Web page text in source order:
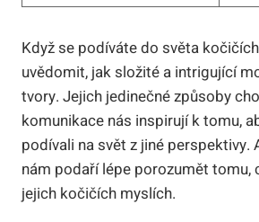
Když se podíváte do světa
uvědomit, jak složité a intrigující
tvory. Jejich jedinečné způsoby
komunikace nás inspirují k tomu,
podívali na svět z jiné perspektivy.
nám podaří lépe porozumět tomu,
jejich kočičích myslích.